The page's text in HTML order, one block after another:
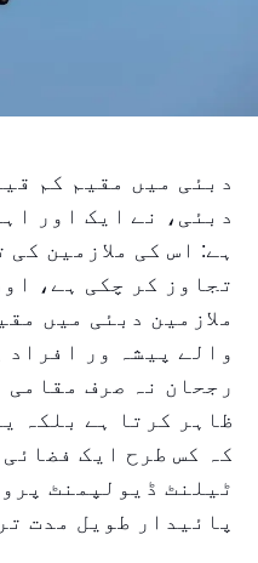
دبئی میں مقیم کم
دبئی، نے ایک اور
ملازمین دبئی میں
والے پیشہ ور افراد
رجحان نہ صرف مقامی
ظاہر کرتا ہے بلکہ
کہ کس طرح ایک
ٹیلنٹ ڈیولپمنٹ
پائیدار طویل مدت